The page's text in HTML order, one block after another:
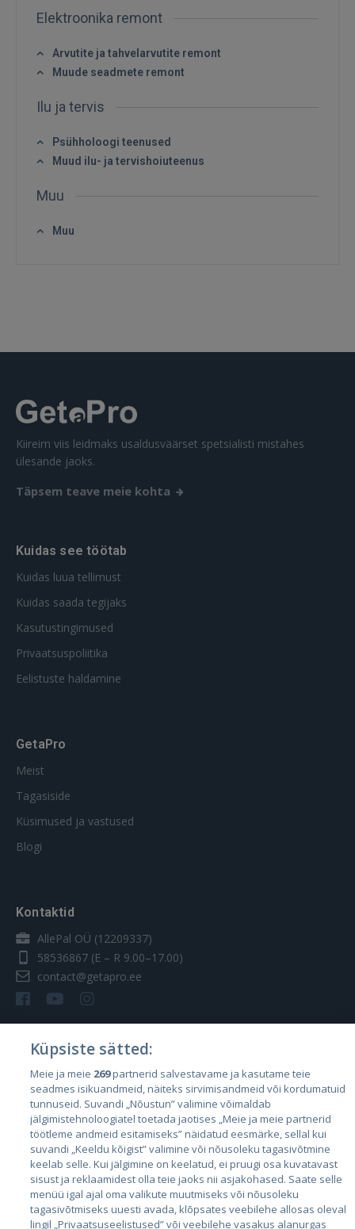
Elektroonika remont
Arvutite ja tahvelarvutite remont
Muude seadmete remont
Ilu ja tervis
Psühholoogi teenused
Muud ilu- ja tervishoiuteenus
Muu
Muu
Kiireim viis leidmaks usaldusväärset spetsialisti mistahes
ülesande jaoks.
Täpsem teave meie kohta
Kuidas see töötab
Kuidas luua tellimust
Kuidas saada tegijaks
Kasutustingimused
Privaatsuspoliitika
Eelistuste haldamine
GetaPro
Meist
Tagasiside
Küsimused ja vastused
Blogi
Kontaktid
AllePal OÜ (12209337)
58536867 (E – R 9.00–17.00)
contact@getapro.ee
Riigid
Eesti
Läti
Leedu
Küpsiste sätted:
Meie ja meie 269partnerid salvestavame ja kasutame teie
seadmes isikuandmeid, näiteks sirvimisandmeid või kordumatuid
tunnuseid. Suvandi „Nõustun” valimine võimaldab
jälgimistehnoloogiatel toetada jaotises „Meie ja meie partnerid
töötleme andmeid esitamiseks” näidatud eesmärke, sellal kui
suvandi „Keeldu kõigist” valimine või nõusoleku tagasivõtmine
keelab selle. Kui jälgimine on keelatud, ei pruugi osa kuvatavast
sisust ja reklaamidest olla teie jaoks nii asjakohased. Saate selle
menüü igal ajal oma valikute muutmiseks või nõusoleku
tagasivõtmiseks uuesti avada, klõpsates veebilehe allosas oleval
lingil „Privaatsuseelistused” või veebilehe vasakus alanurgas